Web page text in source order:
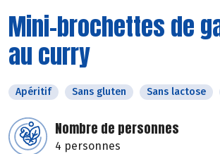
Mini-brochettes de
au curry
Apéritif Sans gluten Sans lactose
Nombre de personnes
4 personnes